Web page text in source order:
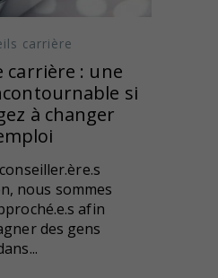
carrière
carrière : une
si
à changer
nous sommes
afin
des gens